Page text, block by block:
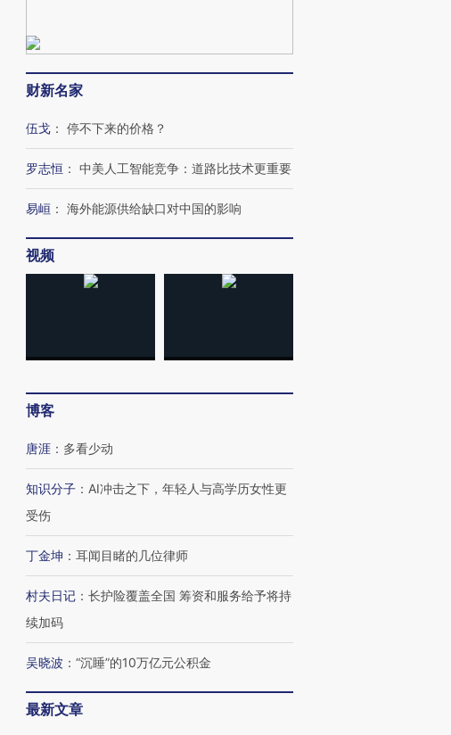
财新名家
伍戈 ： 停不下来的价格？
罗志恒 ： 中美人工智能竞争：道路比技术更重要
易峘 ： 海外能源供给缺口对中国的影响
视频
博客
唐涯 ： 多看少动
知识分子 ： AI冲击之下，年轻人与高学历女性更
受伤
丁金坤 ： 耳闻目睹的几位律师
村夫日记 ： 长护险覆盖全国 筹资和服务给予将持
续加码
吴晓波 ： “沉睡”的10万亿元公积金
最新文章